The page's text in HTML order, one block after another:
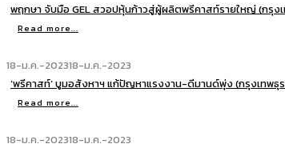
พฤกษา จับมือ GEL สวอปหุ้นก้าวสู่ผู้ผลิตพรีคาสท์รายใหญ่ (กรุง
Read more...
18-ม.ค.-202318-ม.ค.-2023
‘พรีคาสท์’ บูมอสังหาฯ แก้ปัญหาแรงงาน-ดีมานด์พุ่ง (กรุงเทพธุ
Read more...
18-ม.ค.-202318-ม.ค.-2023